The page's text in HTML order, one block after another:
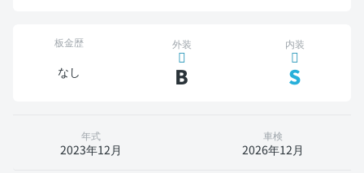
板金歴
なし
外装
B
内装
S
年式
2023年12月
車検
2026年12月